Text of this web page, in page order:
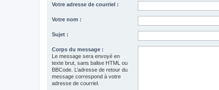
Votre adresse de courriel :
Votre nom :
Sujet :
Corps du message :
Le message sera envoyé en
texte brut, sans balise HTML ou
BBCode. L’adresse de retour du
message correspond à votre
adresse de courriel.